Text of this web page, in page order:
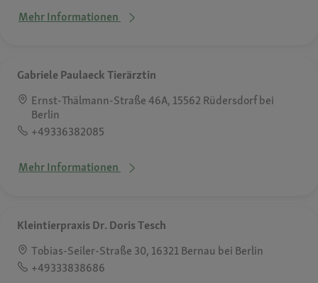
Mehr Informationen
Gabriele Paulaeck Tierärztin
Ernst-Thälmann-Straße 46A, 15562 Rüdersdorf bei
Berlin
+49336382085
Mehr Informationen
Kleintierpraxis Dr. Doris Tesch
Tobias-Seiler-Straße 30, 16321 Bernau bei Berlin
+49333838686